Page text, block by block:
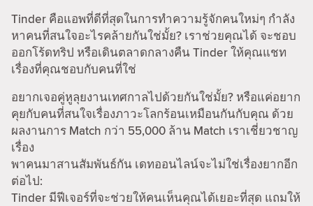
Tinder คือแอพที่ดีที่สุดในการทำความรู้จักคนใหม่ๆ กำลัง
หาคนที่สนใจอะไรคล้ายกันใช่มั้ย? เราช่วยคุณได้ จะชอบ
ออกโร้ดทริป หรือเดินตลาดกลางคืน Tinder ให้คุณแชท
เรื่องที่คุณชอบกับคนที่ใช่
อยากเจอคู่หูลุยงานเทศกาลไปด้วยกันใช่มั้ย? หรือแค่อยาก
คุยกับคนที่สนใจเรื่องภาวะโลกร้อนเหมือนกันกับคุณ ด้วย
ผลงานการ Match กว่า 55,000 ล้าน Match เราเชี่ยวชาญ
เรื่อง
พาคนมาสานสัมพันธ์กัน เดทออนไลน์จะไม่ใช่เรื่องยากอีก
ต่อไป:
Tinder มีฟีเจอร์ที่จะช่วยให้คนเห็นคุณได้เยอะที่สุด แถมให้